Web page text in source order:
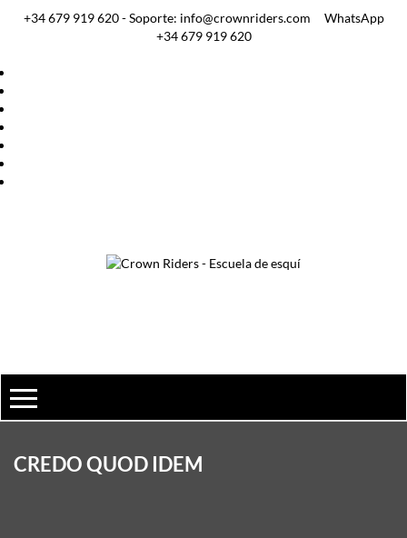
+34 679 919 620 - Soporte: info@crownriders.com WhatsApp
+34 679 919 620
CREDO QUOD IDEM